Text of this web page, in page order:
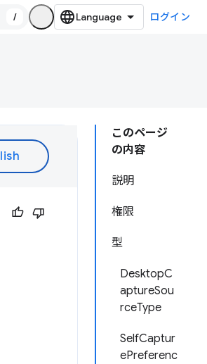
/ ログイン
このページ
の内容
説明
権限
型
DesktopC
aptureSou
rceType
SelfCaptur
ePreferenc